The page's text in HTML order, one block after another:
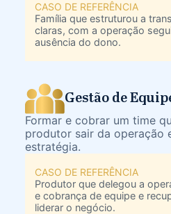
CASO DE REFERÊNCIA
Família que estruturou a
claras, com a operação
ausência do dono.
Gestão de
Formar e cobrar um time
produtor sair da operação
estratégia.
CASO DE REFERÊNCIA
Produtor que delegou a
e cobrança de equipe e
liderar o negócio.